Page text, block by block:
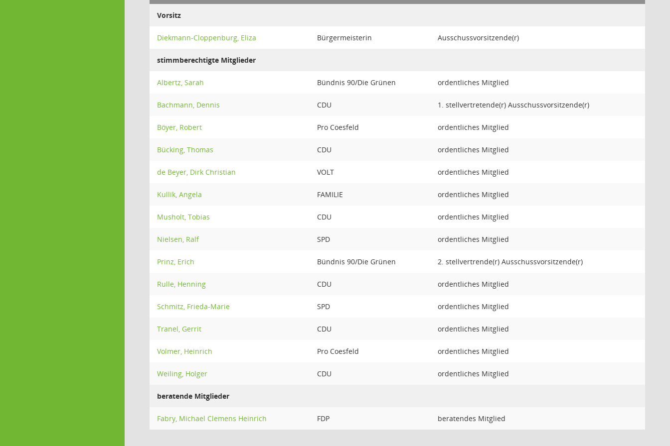
Vorsitz
Diekmann-Cloppenburg, Eliza Bürgermeisterin Ausschussvorsitzende(r)
stimmberechtigte Mitglieder
Albertz, Sarah Bündnis 90/Die Grünen ordentliches Mitglied
Bachmann, Dennis CDU 1. stellvertretende(r) Ausschussvorsitzende(r)
Böyer, Robert Pro Coesfeld ordentliches Mitglied
Bücking, Thomas CDU ordentliches Mitglied
de Beyer, Dirk Christian VOLT ordentliches Mitglied
Kullik, Angela FAMILIE ordentliches Mitglied
Musholt, Tobias CDU ordentliches Mitglied
Nielsen, Ralf SPD ordentliches Mitglied
Prinz, Erich Bündnis 90/Die Grünen 2. stellvertrende(r) Ausschussvorsitzende(r)
Rulle, Henning CDU ordentliches Mitglied
Schmitz, Frieda-Marie SPD ordentliches Mitglied
Tranel, Gerrit CDU ordentliches Mitglied
Volmer, Heinrich Pro Coesfeld ordentliches Mitglied
Weiling, Holger CDU ordentliches Mitglied
beratende Mitglieder
Fabry, Michael Clemens Heinrich FDP beratendes Mitglied